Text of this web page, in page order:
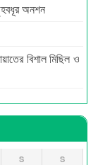
অনশন
বিশাল মিছিল ও
S S